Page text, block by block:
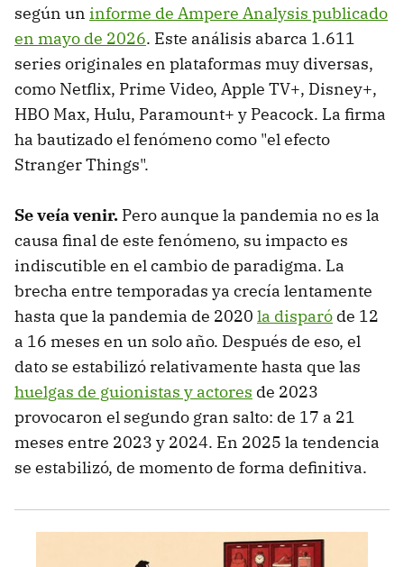
según un informe de Ampere Analysis publicado
en mayo de 2026. Este análisis abarca 1.611
series originales en plataformas muy diversas,
como Netflix, Prime Video, Apple TV+, Disney+,
HBO Max, Hulu, Paramount+ y Peacock. La firma
ha bautizado el fenómeno como "el efecto
Stranger Things".
Se veía venir. Pero aunque la pandemia no es la
causa final de este fenómeno, su impacto es
indiscutible en el cambio de paradigma. La
brecha entre temporadas ya crecía lentamente
hasta que la pandemia de 2020 la disparó de 12
a 16 meses en un solo año. Después de eso, el
dato se estabilizó relativamente hasta que las
huelgas de guionistas y actores de 2023
provocaron el segundo gran salto: de 17 a 21
meses entre 2023 y 2024. En 2025 la tendencia
se estabilizó, de momento de forma definitiva.